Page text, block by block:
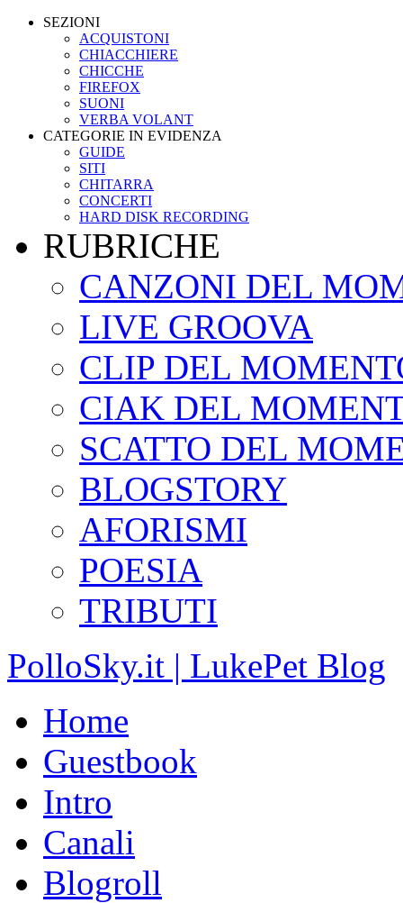
SEZIONI
ACQUISTONI
CHIACCHIERE
CHICCHE
FIREFOX
SUONI
VERBA VOLANT
CATEGORIE IN EVIDENZA
GUIDE
SITI
CHITARRA
CONCERTI
HARD DISK RECORDING
RUBRICHE
CANZONI DEL
LIVE GROOVA
CLIP DEL
CIAK DEL
SCATTO DEL
BLOGSTORY
AFORISMI
POESIA
TRIBUTI
PolloSky.it | LukePet Blog
Home
Guestbook
Intro
Canali
Blogroll